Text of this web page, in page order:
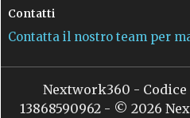
Contatti
Contatta il nostro team per
Nextwork360 - Codice
13868590962 - © 2026